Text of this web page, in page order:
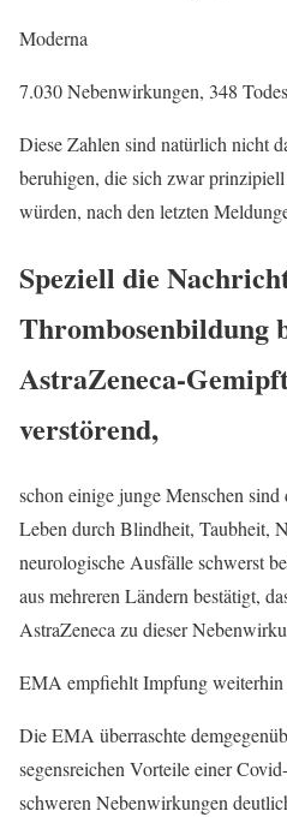
Moderna
7.030 Nebenwirkungen, 348
Diese Zahlen sind natürlich nicht
beruhigen, die sich zwar
würden, nach den letzten
Speziell die
Thrombosenbildung
AstraZeneca-
verstörend,
schon einige junge Menschen
Leben durch Blindheit, Taubheit,
neurologische Ausfälle schwerst
aus mehreren Ländern bestätigt,
AstraZeneca zu dieser
EMA empfiehlt Impfung weiterhin
Die EMA überraschte
segensreichen Vorteile einer
schweren Nebenwirkungen